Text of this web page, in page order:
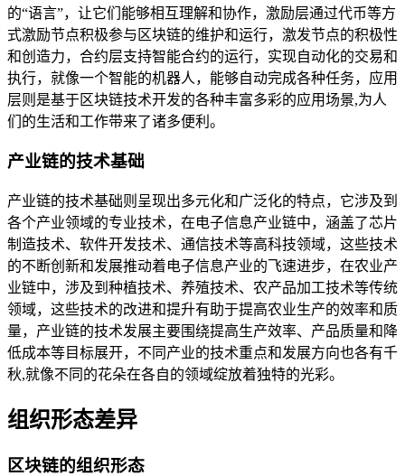
的“语言”，让它们能够相互理解和协作，激励层通过代币等方
式激励节点积极参与区块链的维护和运行，激发节点的积极性
和创造力，合约层支持智能合约的运行，实现自动化的交易和
执行，就像一个智能的机器人，能够自动完成各种任务，应用
层则是基于区块链技术开发的各种丰富多彩的应用场景,为人
们的生活和工作带来了诸多便利。
产业链的技术基础
产业链的技术基础则呈现出多元化和广泛化的特点，它涉及到
各个产业领域的专业技术，在电子信息产业链中，涵盖了芯片
制造技术、软件开发技术、通信技术等高科技领域，这些技术
的不断创新和发展推动着电子信息产业的飞速进步，在农业产
业链中，涉及到种植技术、养殖技术、农产品加工技术等传统
领域，这些技术的改进和提升有助于提高农业生产的效率和质
量，产业链的技术发展主要围绕提高生产效率、产品质量和降
低成本等目标展开，不同产业的技术重点和发展方向也各有千
秋,就像不同的花朵在各自的领域绽放着独特的光彩。
组织形态差异
区块链的组织形态